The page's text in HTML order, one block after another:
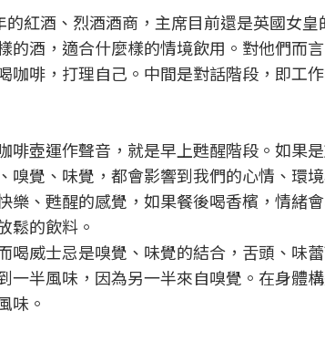
紅酒、烈酒酒商，主席目前還是英國女皇
的酒，適合什麼樣的情境飲用。對他們而
啡，打理自己。中間是對話階段，即工
壺運作聲音，就是早上甦醒階段。如果
覺、味覺，都會影響到我們的心情、環
、甦醒的感覺，如果餐後喝香檳，情緒
鬆的飲料。
喝威士忌是嗅覺、味覺的結合，舌頭、味
半風味，因為另一半來自嗅覺。在身體
味。